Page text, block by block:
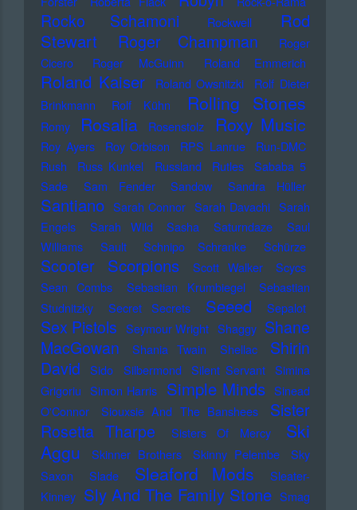
Rocko Schamoni Rockwell
Rod
Stewart
Roger Champman
Roger
Cicero
Roger McGuinn Roland Emmerich
Roland Kaiser Roland Owsnitzki
Rolf Dieter
Brinkmann
Rolf Kühn Rolling Stones
Romy Rosalia Rosenstolz Roxy Music
Roy Ayers Roy Orbison RPS Lanrue
Run-DMC
Rush
Russ Kunkel Russland Rutles
Sababa 5
Sade
Sam Fender Sandow Sandra Hüller
Santiano Sarah Connor Sarah Davachi Sarah
Engels
Sarah Wild Sasha Saturndaze
Saul
Williams
Sault Schnipo Schranke Schürze
Scooter Scorpions Scott Walker
Scycs
Sean Combs
Sebastian Krumbiegel
Sebastian
Studnitzky
Secret Secrets Seeed Sepalot
Sex Pistols Seymour Wright Shaggy Shane
MacGowan
Shania Twain Shellac
Shirin
David
Sido Silbermond Silent Servant Simina
Grigoriu Simon Harris Simple Minds Sinead
O'Connor
Siouxsie And The Banshees
Sister
Rosetta Tharpe
Sisters Of Mercy
Ski
Aggu
Skinner Brothers Skinny Pelembe
Sky
Saxon
Slade Sleaford Mods
Sleater-
Kinney Sly And The Family Stone Smag